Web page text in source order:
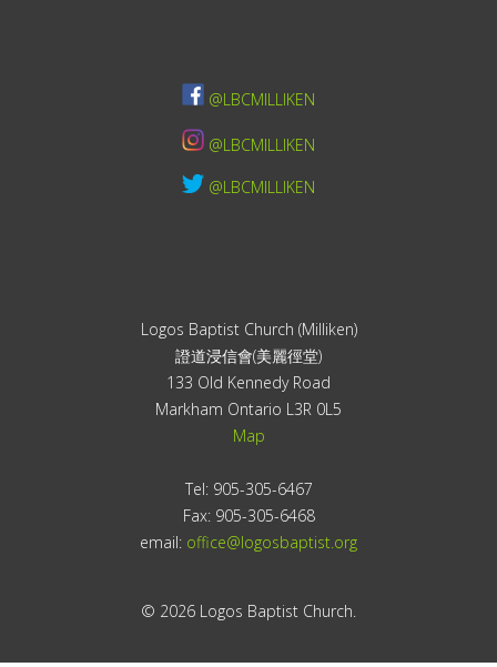
Logos Baptist Church (Milliken)
證道浸信會(美麗徑堂)
133 Old Kennedy Road
Markham Ontario L3R 0L5
Map
Tel: 905-305-6467
Fax: 905-305-6468
email: office@logosbaptist.org
© 2026 Logos Baptist Church.
@LBCMILLIKEN
@LBCMILLIKEN
@LBCMILLIKEN